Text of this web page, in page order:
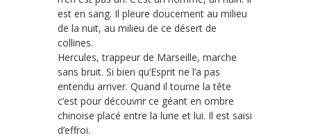
est en sang. Il pleure doucement au milieu
de la nuit, au milieu de ce désert de
collines.
Hercules, trappeur de Marseille, marche
sans bruit. Si bien qu’Esprit ne l’a pas
entendu arriver. Quand il tourne la tête
c’est pour découvrir ce géant en ombre
chinoise placé entre la lune et lui. Il est saisi
d’effroi.